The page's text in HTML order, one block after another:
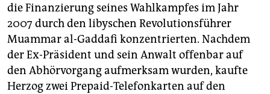
die Finanzierung seines Wahlkampfes im Jahr
2007 durch den libyschen Revolutionsführer
Muammar al-Gaddafi konzentrierten. Nachdem
der Ex-Präsident und sein Anwalt offenbar auf
den Abhörvorgang aufmerksam wurden, kaufte
Herzog zwei Prepaid-Telefonkarten auf den